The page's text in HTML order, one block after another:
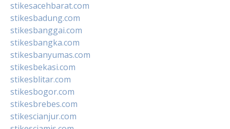
stikesacehbarat.com
stikesbadung.com
stikesbanggai.com
stikesbangka.com
stikesbanyumas.com
stikesbekasi.com
stikesblitar.com
stikesbogor.com
stikesbrebes.com
stikescianjur.com